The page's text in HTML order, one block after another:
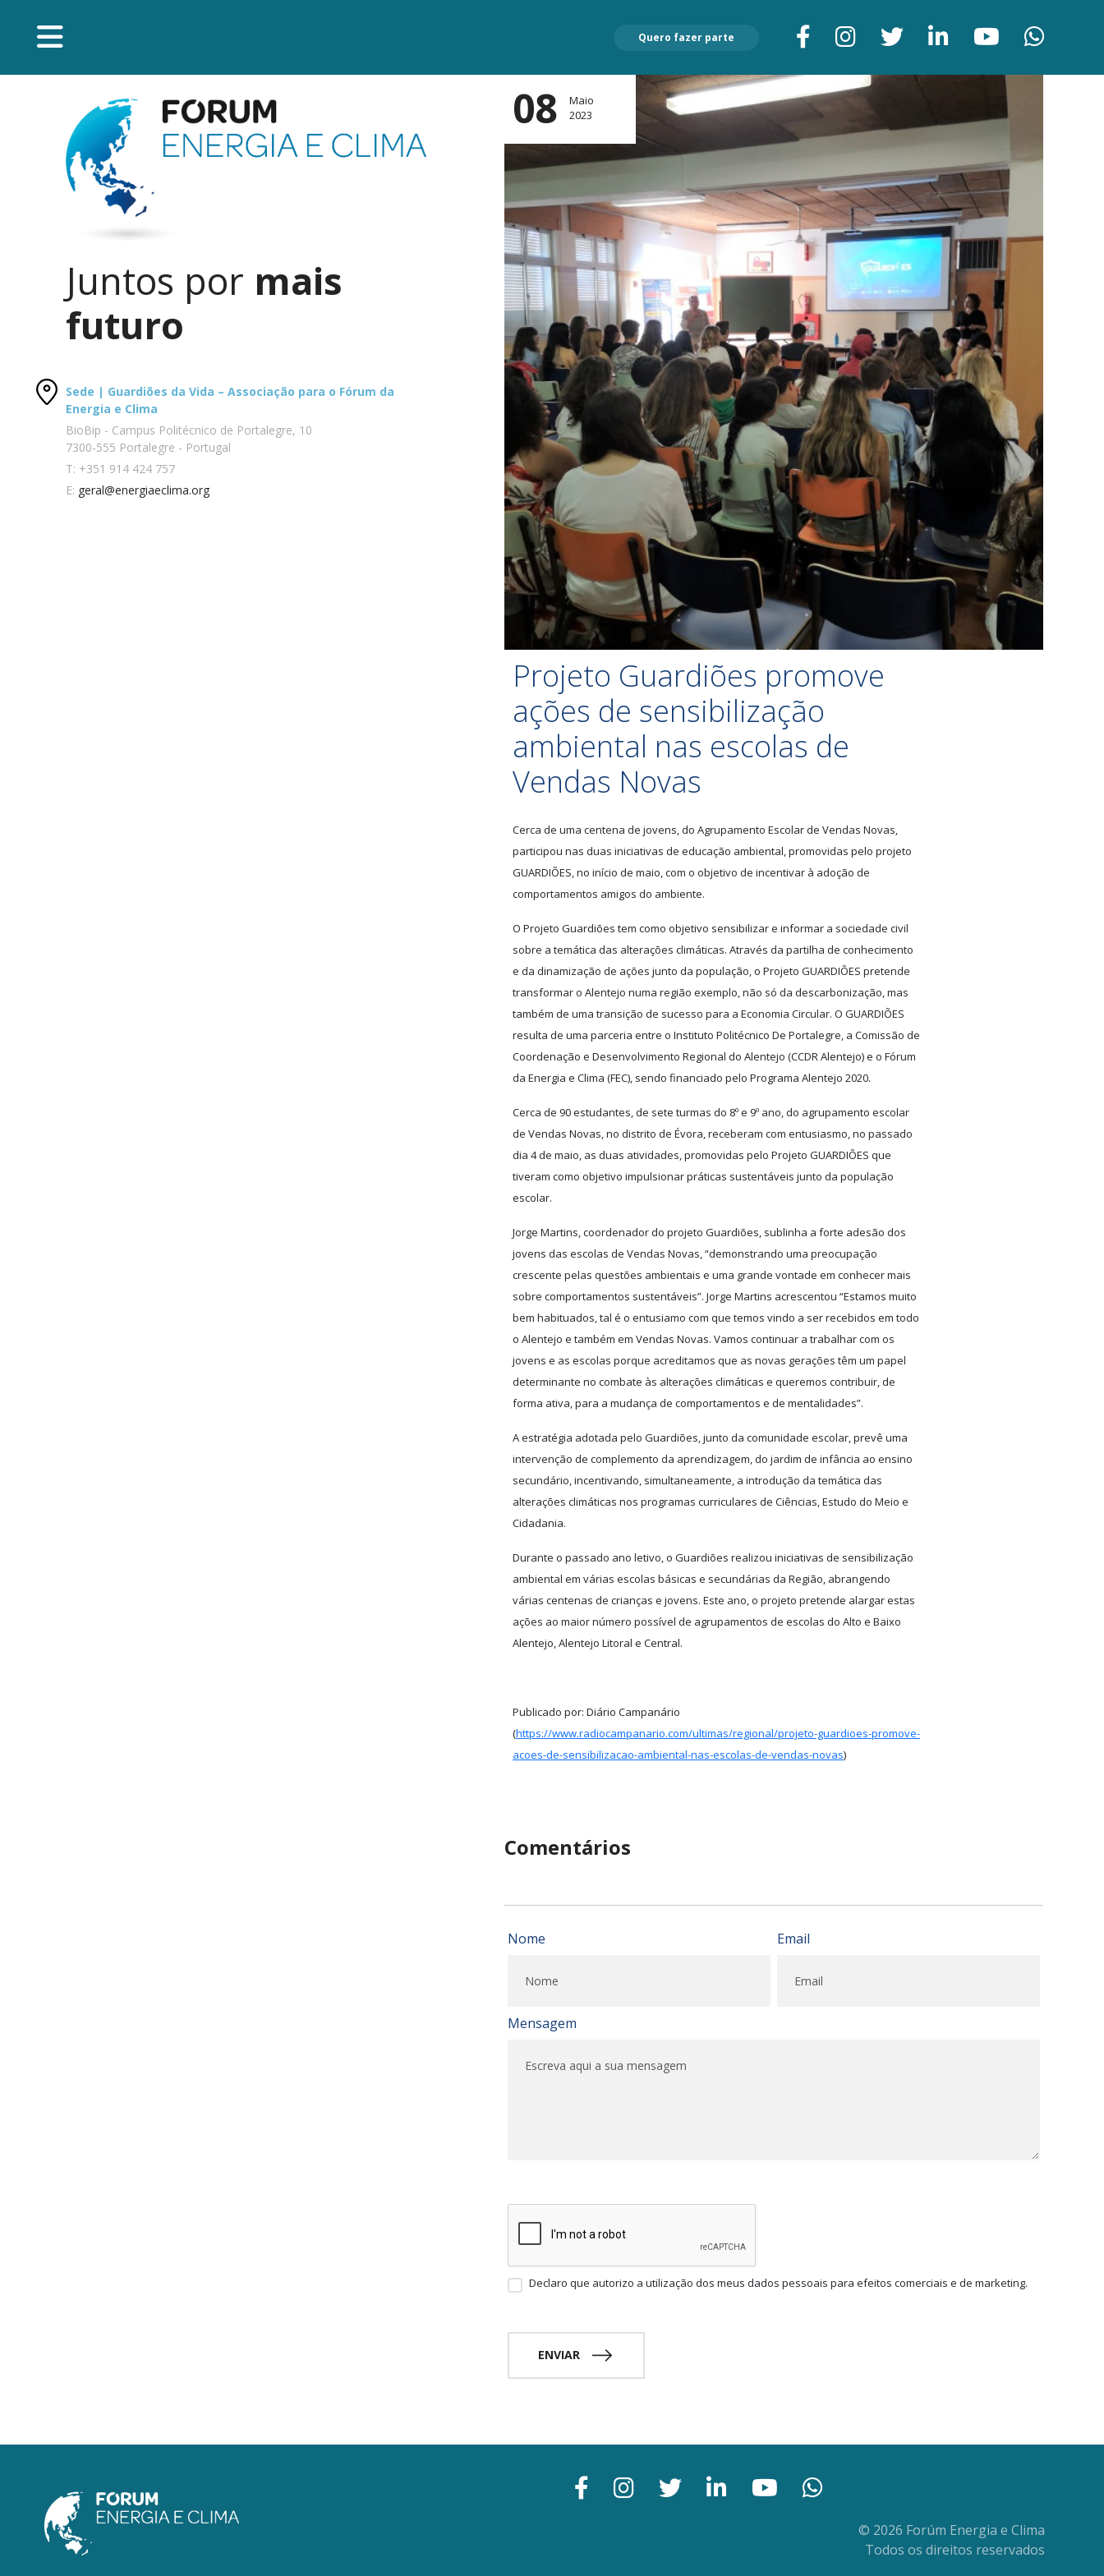
Quero fazer parte
Juntos por mais
futuro
Sede | Guardiões da Vida – Associação para o Fórum da
Energia e Clima
BioBip - Campus Politécnico de Portalegre, 10
7300-555 Portalegre - Portugal
T: +351 914 424 757
E: geral@energiaeclima.org
08
Maio
2023
Projeto Guardiões promove
ações de sensibilização
ambiental nas escolas de
Vendas Novas
Cerca de uma centena de jovens, do Agrupamento Escolar de Vendas Novas,
participou nas duas iniciativas de educação ambiental, promovidas pelo projeto
GUARDIÕES, no início de maio, com o objetivo de incentivar à adoção de
comportamentos amigos do ambiente.
O Projeto Guardiões tem como objetivo sensibilizar e informar a sociedade civil
sobre a temática das alterações climáticas. Através da partilha de conhecimento
e da dinamização de ações junto da população, o Projeto GUARDIÕES pretende
transformar o Alentejo numa região exemplo, não só da descarbonização, mas
também de uma transição de sucesso para a Economia Circular. O GUARDIÕES
resulta de uma parceria entre o Instituto Politécnico De Portalegre, a Comissão de
Coordenação e Desenvolvimento Regional do Alentejo (CCDR Alentejo) e o Fórum
da Energia e Clima (FEC), sendo financiado pelo Programa Alentejo 2020.
Cerca de 90 estudantes, de sete turmas do 8º e 9º ano, do agrupamento escolar
de Vendas Novas, no distrito de Évora, receberam com entusiasmo, no passado
dia 4 de maio, as duas atividades, promovidas pelo Projeto GUARDIÕES que
tiveram como objetivo impulsionar práticas sustentáveis junto da população
escolar.
Jorge Martins, coordenador do projeto Guardiões, sublinha a forte adesão dos
jovens das escolas de Vendas Novas, “demonstrando uma preocupação
crescente pelas questões ambientais e uma grande vontade em conhecer mais
sobre comportamentos sustentáveis”. Jorge Martins acrescentou “Estamos muito
bem habituados, tal é o entusiamo com que temos vindo a ser recebidos em todo
o Alentejo e também em Vendas Novas. Vamos continuar a trabalhar com os
jovens e as escolas porque acreditamos que as novas gerações têm um papel
determinante no combate às alterações climáticas e queremos contribuir, de
forma ativa, para a mudança de comportamentos e de mentalidades”.
A estratégia adotada pelo Guardiões, junto da comunidade escolar, prevê uma
intervenção de complemento da aprendizagem, do jardim de infância ao ensino
secundário, incentivando, simultaneamente, a introdução da temática das
alterações climáticas nos programas curriculares de Ciências, Estudo do Meio e
Cidadania.
Durante o passado ano letivo, o Guardiões realizou iniciativas de sensibilização
ambiental em várias escolas básicas e secundárias da Região, abrangendo
várias centenas de crianças e jovens. Este ano, o projeto pretende alargar estas
ações ao maior número possível de agrupamentos de escolas do Alto e Baixo
Alentejo, Alentejo Litoral e Central.
Publicado por: Diário Campanário
(https://www.radiocampanario.com/ultimas/regional/projeto-guardioes-promove-
acoes-de-sensibilizacao-ambiental-nas-escolas-de-vendas-novas)
Comentários
Nome Email
Mensagem
Declaro que autorizo a utilização dos meus dados pessoais para efeitos comerciais e de marketing.
ENVIAR
© 2026 Forúm Energia e Clima
Todos os direitos reservados